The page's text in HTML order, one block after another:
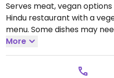
Serves meat, vegan
Hindu restaurant with a
menu. Some dishes may
Sample menu includes
chana masala, korma, and
13:00-16:30, 19:30-00:00.
More